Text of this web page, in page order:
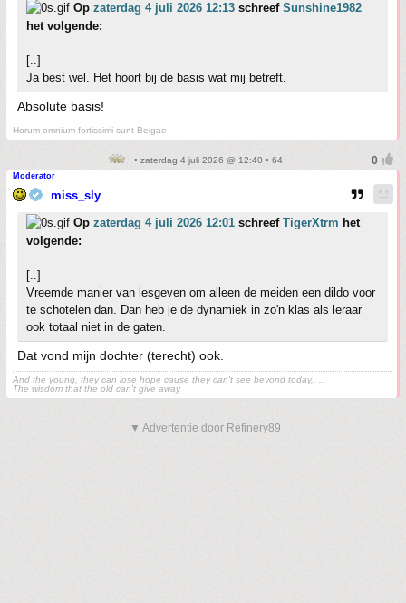
Op zaterdag 4 juli 2026 12:13 schreef Sunshine1982
het volgende:
[..]
Ja best wel. Het hoort bij de basis wat mij betreft.
Absolute basis!
Horum omnium fortissimi sunt Belgae
• zaterdag 4 juli 2026 @ 12:40 • 64
Moderator
miss_sly
Op zaterdag 4 juli 2026 12:01 schreef TigerXtrm het
volgende:
[..]
Vreemde manier van lesgeven om alleen de meiden een dildo voor
te schotelen dan. Dan heb je de dynamiek in zo'n klas als leraar
ook totaal niet in de gaten.
Dat vond mijn dochter (terecht) ook.
And the young, they can lose hope cause they can't see beyond today,. ..
The wisdom that the old can't give away
▼ Advertentie door Refinery89